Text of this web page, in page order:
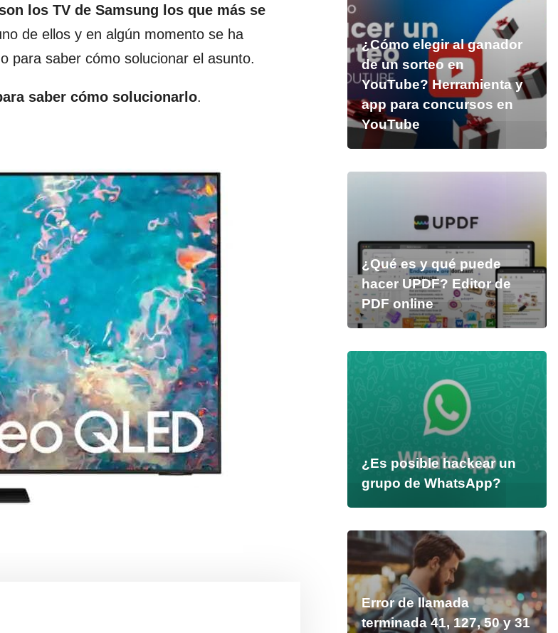
los TV de Samsung los que más se
de ellos y en algún momento se ha
para saber cómo solucionar el asunto.
saber cómo solucionarlo.
¿Cómo elegir al ganador
de un sorteo en
YouTube? Herramienta y
app para concursos en
YouTube
¿Qué es y qué puede
hacer UPDF? Editor de
PDF online
¿Es posible hackear un
grupo de WhatsApp?
Error de llamada
terminada 41, 127, 50 y 31